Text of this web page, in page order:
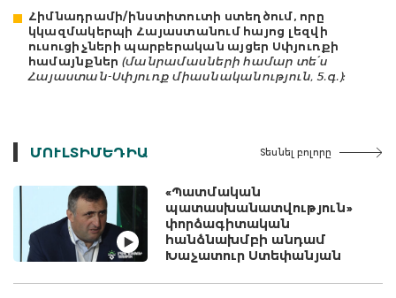
Հիմնադրամի/ինստիտուտի ստեղծում, որը
կկազմակերպի Հայաստանում հայոց լեզվի
ուսուցիչների պարբերական այցեր Սփյուռքի
համայնքներ (մանրամասների համար տե՛ս
Հայաստան-Սփյուռք միասնականություն, 5.գ.):
ՄՈՒԼՏԻՄԵԴԻԱ Տեսնել բոլորը
«Պատմական
պատասխանատվություն»
փորձագիտական
հանձնախմբի անդամ
Խաչատուր Ստեփանյան